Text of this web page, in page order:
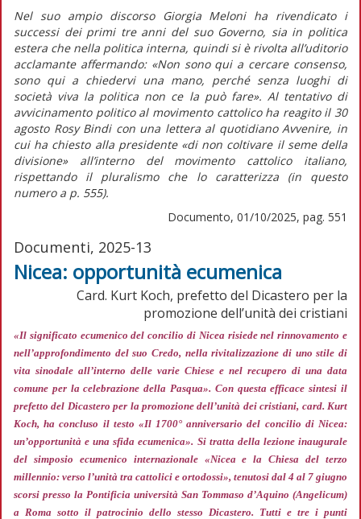
Nel suo ampio discorso Giorgia Meloni ha rivendicato i
successi dei primi tre anni del suo Governo, sia in politica
estera che nella politica interna, quindi si è rivolta all’uditorio
acclamante affermando:«Non sono qui a cercare consenso,
sono qui a chiedervi una mano, perché senza luoghi di
società viva la politica non ce la può fare». Al tentativo di
avvicinamento politico al movimento cattolico ha reagito il 30
agosto Rosy Bindi con una lettera al quotidianoAvvenire, in
cui ha chiesto alla presidente«di non coltivare il seme della
divisione» all’interno del movimento cattolico italiano,
rispettando il pluralismo che lo caratterizza (inquesto
numero a p. 555).
Documento, 01/10/2025, pag. 551
Documenti, 2025-13
Nicea: opportunità ecumenica
Card. Kurt Koch, prefetto del Dicastero per la
promozione dell’unità dei cristiani
«Il significato ecumenico del concilio di Nicea risiede nel rinnovamento e
nell’approfondimento del suo Credo, nella rivitalizzazione di uno stile di
vita sinodale all’interno delle varie Chiese e nel recupero di una data
comune per la celebrazione della Pasqua». Con questa efficace sintesi il
prefetto del Dicastero per la promozione dell’unità dei cristiani, card. Kurt
Koch, ha concluso il testo «Il 1700° anniversario del concilio di Nicea:
un’opportunità e una sfida ecumenica». Si tratta della lezione inaugurale
del simposio ecumenico internazionale «Nicea e la Chiesa del terzo
millennio: verso l’unità tra cattolici e ortodossi», tenutosi dal 4 al 7 giugno
scorsi presso la Pontificia università San Tommaso d’Aquino (Angelicum)
a Roma sotto il patrocinio dello stesso Dicastero. Tutti e tre i punti